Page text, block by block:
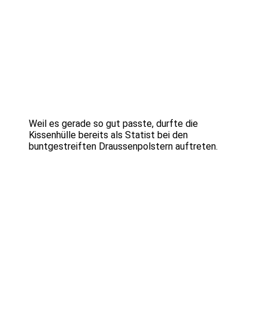
Weil es gerade so gut passte, durfte die
Kissenhülle bereits als Statist bei den
buntgestreiften Draussenpolstern auftreten.